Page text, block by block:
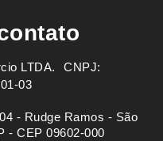
ㅤㅤㅤ CNPJ:
03
- Rudge Ramos - São
- CEP 09602-000